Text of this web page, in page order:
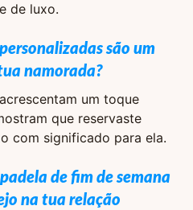
de luxo.
são um
namorada?
um toque
que reservaste
com significado para ela.
de fim de semana
na tua relação